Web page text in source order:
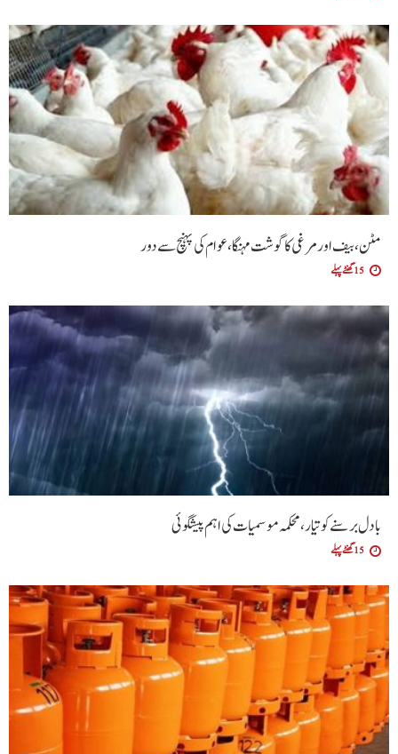
مٹن، بیف اور مرغی کا گوشت مہنگا، عوام کی پہنچ سے دور
15 گھنٹے پہلے
بادل برسنے کو تیار، محکمہ موسمیات کی اہم پیشگوئی
15 گھنٹے پہلے